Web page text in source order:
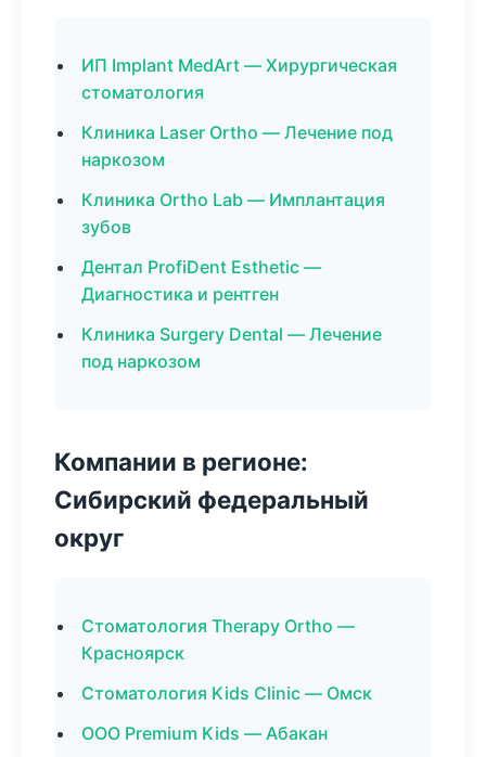
ИП Implant MedArt — Хирургическая
стоматология
Клиника Laser Ortho — Лечение под
наркозом
Клиника Ortho Lab — Имплантация
зубов
Дентал ProfiDent Esthetic —
Диагностика и рентген
Клиника Surgery Dental — Лечение
под наркозом
Компании в регионе:
Сибирский федеральный
округ
Стоматология Therapy Ortho —
Красноярск
Стоматология Kids Clinic — Омск
ООО Premium Kids — Абакан